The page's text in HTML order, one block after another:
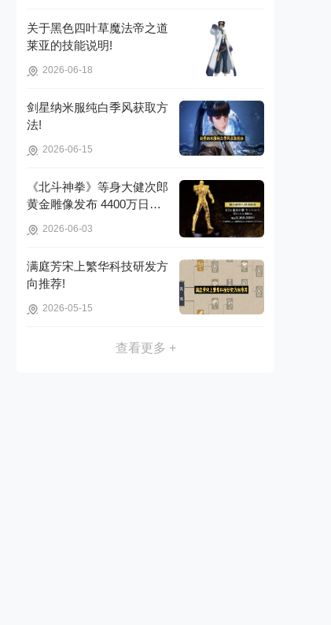
关于黑色四叶草魔法帝之道
莱亚的技能说明!
2026-06-18
剑星纳米服纯白季风获取方
法!
2026-06-15
《北斗神拳》等身大健次郎
黄金雕像发布 4400万日元
2026-06-03
满庭芳宋上繁华科技研发方
向推荐!
2026-05-15
查看更多 +